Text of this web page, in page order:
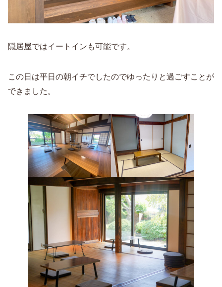
隠居屋ではイートインも可能です。
この日は平日の朝イチでしたのでゆったりと過ごすことが
できました。